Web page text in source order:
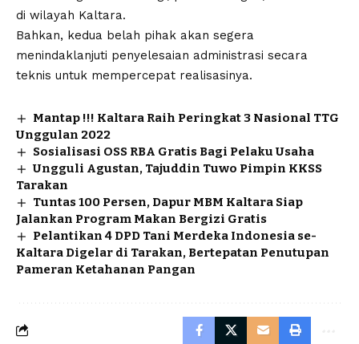
di wilayah Kaltara.
Bahkan, kedua belah pihak akan segera
menindaklanjuti penyelesaian administrasi secara
teknis untuk mempercepat realisasinya.
Mantap !!! Kaltara Raih Peringkat 3 Nasional TTG
Unggulan 2022
Sosialisasi OSS RBA Gratis Bagi Pelaku Usaha
Ungguli Agustan, Tajuddin Tuwo Pimpin KKSS
Tarakan
Tuntas 100 Persen, Dapur MBM Kaltara Siap
Jalankan Program Makan Bergizi Gratis
Pelantikan 4 DPD Tani Merdeka Indonesia se-
Kaltara Digelar di Tarakan, Bertepatan Penutupan
Pameran Ketahanan Pangan